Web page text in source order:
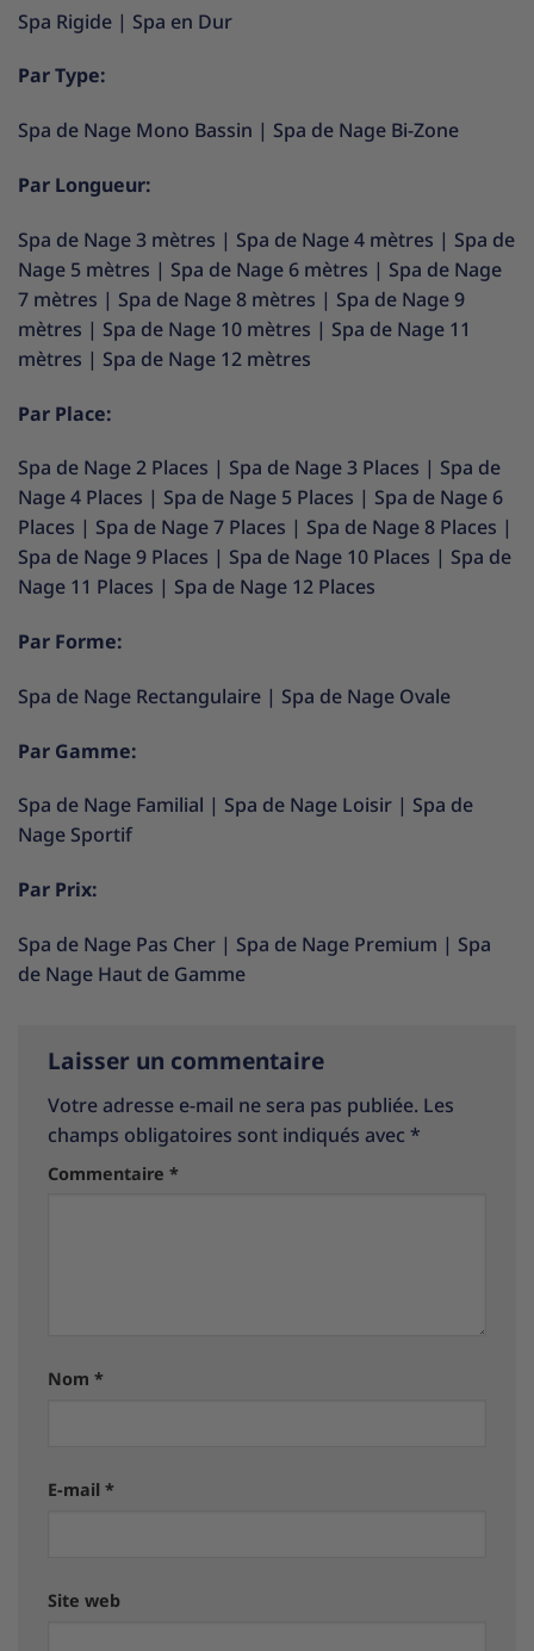
Spa Rigide | Spa en Dur
Par Type:
Spa de Nage Mono Bassin | Spa de Nage Bi-Zone
Par Longueur:
Spa de Nage 3 mètres | Spa de Nage 4 mètres | Spa de
Nage 5 mètres | Spa de Nage 6 mètres | Spa de Nage
7 mètres | Spa de Nage 8 mètres | Spa de Nage 9
mètres | Spa de Nage 10 mètres | Spa de Nage 11
mètres | Spa de Nage 12 mètres
Par Place:
Spa de Nage 2 Places | Spa de Nage 3 Places | Spa de
Nage 4 Places | Spa de Nage 5 Places | Spa de Nage 6
Places | Spa de Nage 7 Places | Spa de Nage 8 Places |
Spa de Nage 9 Places | Spa de Nage 10 Places | Spa de
Nage 11 Places | Spa de Nage 12 Places
Par Forme:
Spa de Nage Rectangulaire | Spa de Nage Ovale
Par Gamme:
Spa de Nage Familial | Spa de Nage Loisir | Spa de
Nage Sportif
Par Prix:
Spa de Nage Pas Cher | Spa de Nage Premium | Spa
de Nage Haut de Gamme
Laisser un commentaire
Votre adresse e-mail ne sera pas publiée. Les
champs obligatoires sont indiqués avec *
Commentaire *
Nom *
E-mail *
Site web